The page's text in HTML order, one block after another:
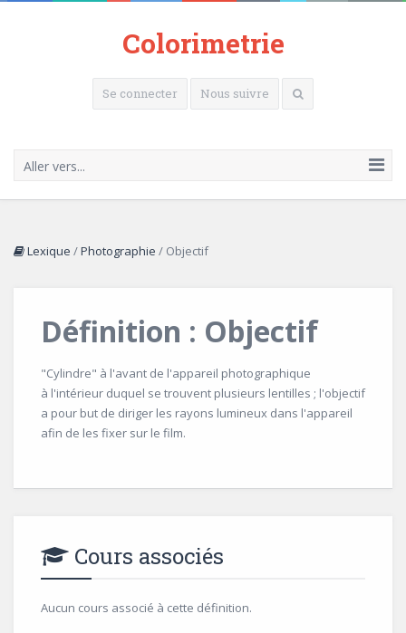
Colorimetrie
Se connecter Nous suivre
Aller vers...
Lexique /Photographie / Objectif
Définition : Objectif
"Cylindre" à l'avant de l'appareil photographique
à l'intérieur duquel se trouvent plusieurs lentilles ; l'objectif
a pour but de diriger les rayons lumineux dans l'appareil
afin de les fixer sur le film.
Cours associés
Aucun cours associé à cette définition.